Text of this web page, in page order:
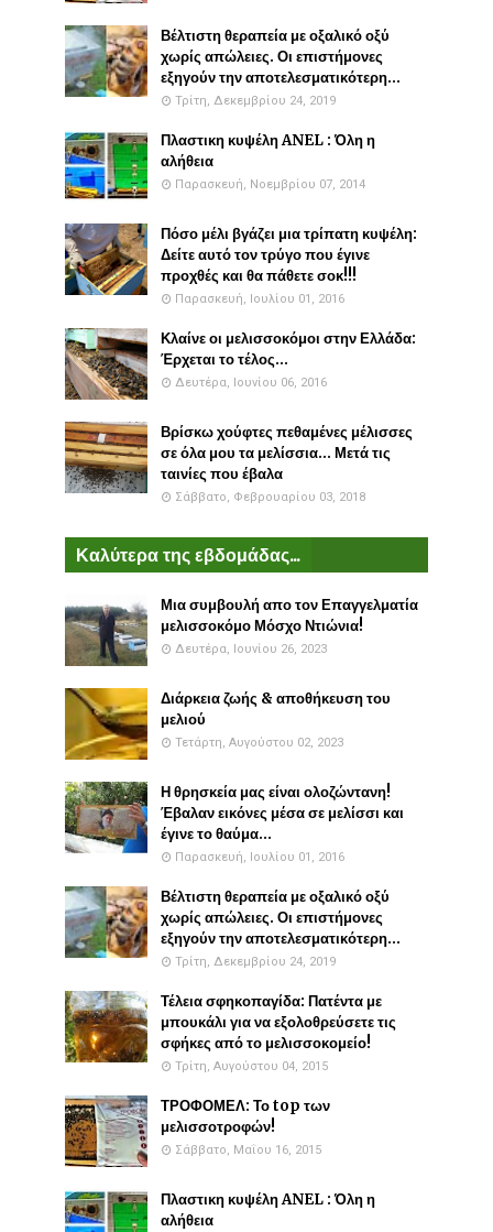
Βέλτιστη θεραπεία με οξαλικό οξύ
χωρίς απώλειες. Οι επιστήμονες
εξηγούν την αποτελεσματικότερη...
Τρίτη, Δεκεμβρίου 24, 2019
Πλαστικη κυψέλη ANEL : Όλη η
αλήθεια
Παρασκευή, Νοεμβρίου 07, 2014
Πόσο μέλι βγάζει μια τρίπατη κυψέλη:
Δείτε αυτό τον τρύγο που έγινε
προχθές και θα πάθετε σοκ!!!
Παρασκευή, Ιουλίου 01, 2016
Κλαίνε οι μελισσοκόμοι στην Ελλάδα:
Έρχεται το τέλος...
Δευτέρα, Ιουνίου 06, 2016
Βρίσκω χούφτες πεθαμένες μέλισσες
σε όλα μου τα μελίσσια... Μετά τις
ταινίες που έβαλα
Σάββατο, Φεβρουαρίου 03, 2018
Καλύτερα της εβδομάδας...
Μια συμβουλή απο τον Επαγγελματία
μελισσοκόμο Μόσχο Ντιώνια!
Δευτέρα, Ιουνίου 26, 2023
Διάρκεια ζωής & αποθήκευση του
μελιού
Τετάρτη, Αυγούστου 02, 2023
Η θρησκεία μας είναι ολοζώντανη!
Έβαλαν εικόνες μέσα σε μελίσσι και
έγινε το θαύμα...
Παρασκευή, Ιουλίου 01, 2016
Βέλτιστη θεραπεία με οξαλικό οξύ
χωρίς απώλειες. Οι επιστήμονες
εξηγούν την αποτελεσματικότερη...
Τρίτη, Δεκεμβρίου 24, 2019
Τέλεια σφηκοπαγίδα: Πατέντα με
μπουκάλι για να εξολοθρεύσετε τις
σφήκες από το μελισσοκομείο!
Τρίτη, Αυγούστου 04, 2015
ΤΡΟΦΟΜΕΛ: Το top των
μελισσοτροφών!
Σάββατο, Μαΐου 16, 2015
Πλαστικη κυψέλη ANEL : Όλη η
αλήθεια